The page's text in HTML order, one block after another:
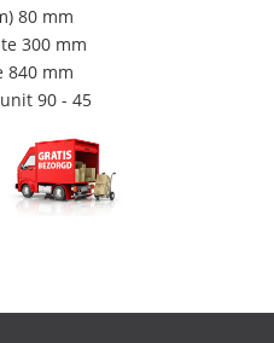
80 mm
300 mm
840 mm
90 - 45